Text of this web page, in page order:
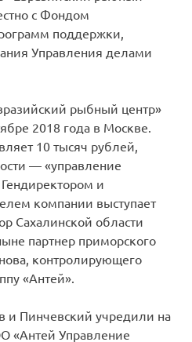
с Фондом
поддержки,
Управления делами
рыбный центр»
2018 года в Москве.
10 тысяч рублей,
— «управление
и
компании выступает
Сахалинской области
партнер приморского
контролирующего
«Антей».
и Пинчевский учредили на
«Антей Управление